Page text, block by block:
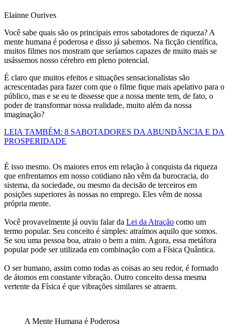
Elainne Ourives
Você sabe quais são os principais erros sabotadores de riqueza? A
mente humana é poderosa e disso já sabemos. Na ficção científica,
muitos filmes nos mostram que seríamos capazes de muito mais se
usássemos nosso cérebro em pleno potencial.
É claro que muitos efeitos e situações sensacionalistas são
acrescentadas para fazer com que o filme fique mais apelativo para o
público, mas e se eu te dissesse que a nossa mente tem, de fato, o
poder de transformar nossa realidade, muito além da nossa
imaginação?
LEIA TAMBÉM: 8 SABOTADORES DA ABUNDÂNCIA E DA
PROSPERIDADE
É isso mesmo. Os maiores erros em relação à conquista da riqueza
que enfrentamos em nosso cotidiano não vêm da burocracia, do
sistema, da sociedade, ou mesmo da decisão de terceiros em
posições superiores às nossas no emprego. Eles vêm de nossa
própria mente.
Você provavelmente já ouviu falar da Lei da Atração como um
termo popular. Seu conceito é simples: atraímos aquilo que somos.
Se sou uma pessoa boa, atraio o bem a mim. Agora, essa metáfora
popular pode ser utilizada em combinação com a Física Quântica.
O ser humano, assim como todas as coisas ao seu redor, é formado
de átomos em constante vibração. Outro conceito dessa mesma
vertente da Física é que vibrações similares se atraem.
A Mente Humana é Poderosa